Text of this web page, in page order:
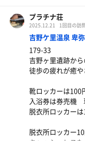
プラチナ荘
2025.12.21 1回目の訪
吉野ケ里温泉 卑
179-33
吉野ヶ里遺跡か
徒歩の疲れが癒
靴ロッカーは100
入浴券は券売機
脱衣所ロッカー
脱衣所ロッカー